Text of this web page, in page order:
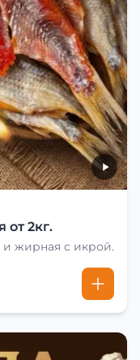
от 2кг.
и жирная с икрой.